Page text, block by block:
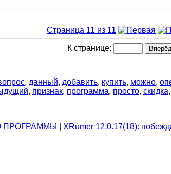
Страница 11 из 11
К странице:
, данный, добавить, купить, можно,
, признак, программа, просто, скидка,
ПРОГРАММЫ XRumer 12.0.17(18):